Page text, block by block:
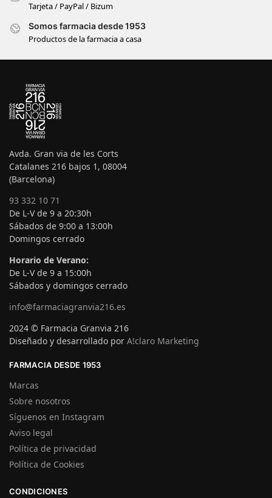
Tarjeta / PayPal / Bizum
Somos farmacia desde 1953
Productos de la farmacia a casa
Avda. Gran via de les Corts
Catalanes 216 bajos 1, 08004
(Barcelona)
93 332 10 71
De L-V de 9 a 20:30h
Sábados de 9:00 a 13:00h
Domingos cerrado
Horario de Verano:
De L-V de 9 a 15:00h
Sábados y domingos cerrado
info@farmaciagranvia216.es
2024 © Farmacia Granvia 216
Diseñado y desarrollado por A!claro Marketing
FARMACIA DESDE 1953
Marcas
Sobre nosotros
Síguenos en Instagram
Aviso legal
Política de privacidad
Política de Cookies
CONDICIONES